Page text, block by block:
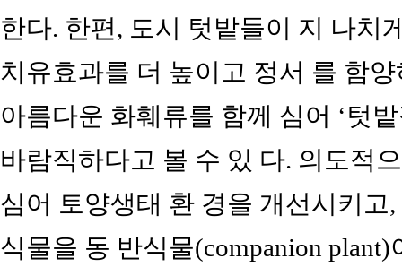
한다. 한편, 도시 텃밭들이 지 나치
치유효과를 더 높이고 정서 를 함
아름다운 화훼류를 함께 심어 ‘텃
바람직하다고 볼 수 있 다. 의도적
심어 토양생태 환 경을 개선시키
식물을 동 반식물(companion